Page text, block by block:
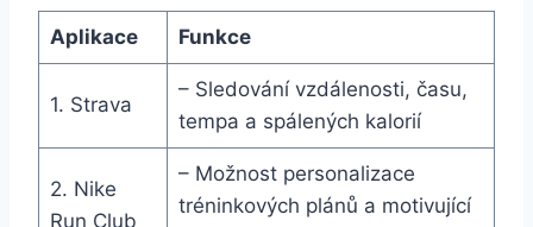
Aplikace Funkce
1. Strava
– Sledování vzdálenosti, času,
tempa a spálených kalorií
2. Nike
Run Club
– Možnost personalizace
tréninkových plánů a motivující